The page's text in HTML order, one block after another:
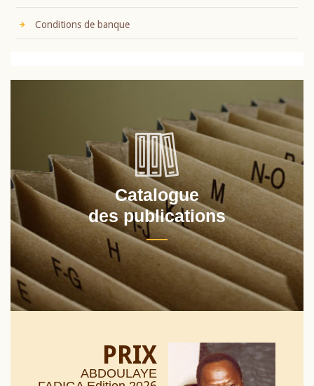
Conditions de banque
Catalogue
des publications
PRIX
ABDOULAYE